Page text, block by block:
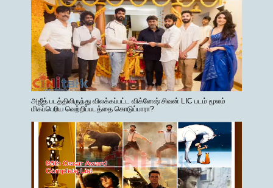
அஜீத் படத்திலிருந்து விலக்கப்பட்ட விக்னேஷ் சிவன் LIC படம் மூலம்
மிகப்பெரிய வெற்றிப்படத்தை கொடுப்பாரா?